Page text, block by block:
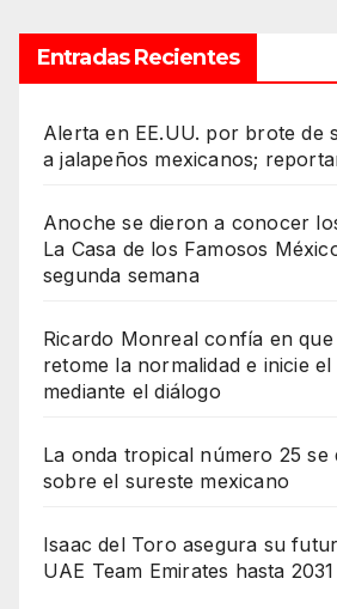
Entradas Recientes
Alerta en EE.UU. por brote de
a jalapeños mexicanos;
Anoche se dieron a conocer
La Casa de los Famosos
segunda semana
Ricardo Monreal confía en
retome la normalidad e inicie el
mediante el diálogo
La onda tropical número 25 se
sobre el sureste mexicano
Isaac del Toro asegura su
UAE Team Emirates hasta 2031